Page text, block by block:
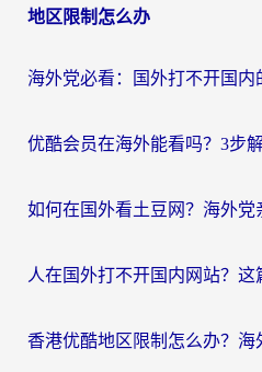
地区限制怎么办